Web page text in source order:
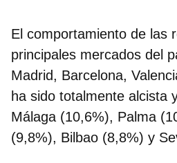
El comportamiento de las
principales mercados del
Madrid, Barcelona,
ha sido totalmente alcista
Málaga (10,6%), Palma
(9,8%), Bilbao (8,8%) y